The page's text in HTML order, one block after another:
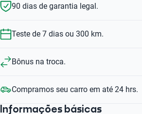
90 dias de garantia legal.
Teste de 7 dias ou 300 km.
Bônus na troca.
Compramos seu carro em até 24 hrs.
Informações básicas